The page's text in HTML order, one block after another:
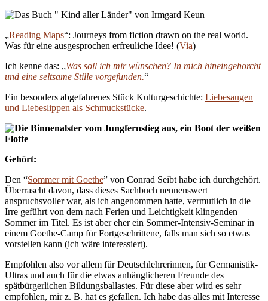
„Reading Maps“: Journeys from fiction drawn on the real world.
Was für eine ausgesprochen erfreuliche Idee! (Via)
Ich kenne das: „Was soll ich mir wünschen? In mich hineingehorcht
und eine seltsame Stille vorgefunden.“
Ein besonders abgefahrenes Stück Kulturgeschichte: Liebesaugen
und Liebeslippen als Schmuckstücke.
Gehört:
Den “Sommer mit Goethe” von Conrad Seibt habe ich durchgehört.
Überrascht davon, dass dieses Sachbuch nennenswert
anspruchsvoller war, als ich angenommen hatte, vermutlich in die
Irre geführt von dem nach Ferien und Leichtigkeit klingenden
Sommer im Titel. Es ist aber eher ein Sommer-Intensiv-Seminar in
einem Goethe-Camp für Fortgeschrittene, falls man sich so etwas
vorstellen kann (ich wäre interessiert).
Empfohlen also vor allem für Deutschlehrerinnen, für Germanistik-
Ultras und auch für die etwas anhänglicheren Freunde des
spätbürgerlichen Bildungsballastes. Für diese aber wird es sehr
empfohlen, mir z. B. hat es gefallen. Ich habe das alles mit Interesse